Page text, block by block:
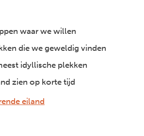
waar we willen
die we geweldig vinden
idyllische plekken
zien op korte tijd
eiland